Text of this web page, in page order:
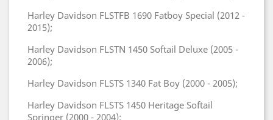
Harley Davidson FLSTFB 1690 Fatboy Special (2012 -
2015);
Harley Davidson FLSTN 1450 Softail Deluxe (2005 -
2006);
Harley Davidson FLSTS 1340 Fat Boy (2000 - 2005);
Harley Davidson FLSTS 1450 Heritage Softail
Springer (2000 - 2004);